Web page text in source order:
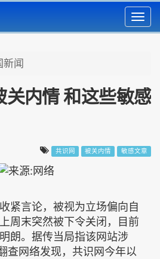
新闻
关内情 和这些敏感
共识网 被关内情 敏感文章
紧言论，被视为立场偏向自
周末突然被下令关闭，目前
朗。据传当局指该网站涉
查网络发现，共识网今年以